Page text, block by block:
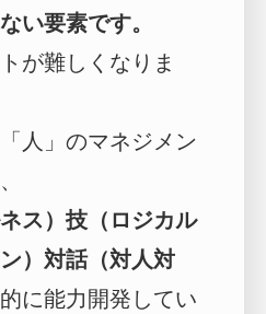
い要素です。
が難しくなりま
人」のマネジメン
ス）技（ロジカル
）対話（対人対
に能力開発してい